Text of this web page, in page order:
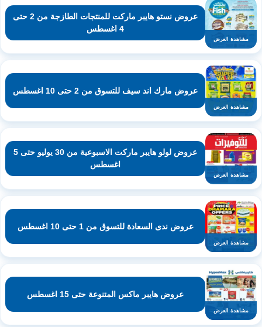
مشاهدة العرض
عروض نستو هايبر ماركت للمنتجات الطازجة من 2 حتى
4 اغسطس
مشاهدة العرض
عروض مارك اند سيف للتسوق من 2 حتى 10 اغسطس
مشاهدة العرض
عروض لولو هايبر ماركت الاسبوعية من 30 يوليو حتى 5
اغسطس
مشاهدة العرض
عروض ندى السعادة للتسوق من 1 حتى 10 اغسطس
مشاهدة العرض
عروض هايبر ماكس المتنوعة حتى 15 اغسطس